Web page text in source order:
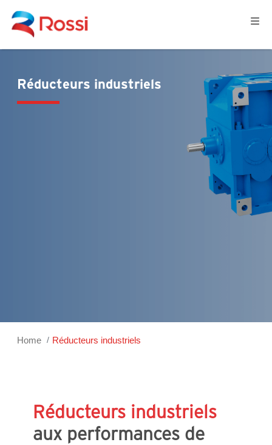
Réducteurs industriels
Home Réducteurs industriels
Réducteurs industriels
aux performances de